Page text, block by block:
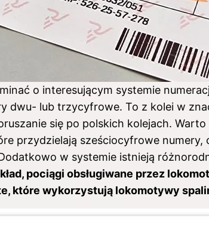
o interesującym systemie
dwu- lub trzycyfrowe. To z kolei w
się po polskich kolejach.
przydzielają sześciocyfrowe numery,
w systemie istnieją
pociągi obsługiwane przez
które wykorzystują lokomotywy